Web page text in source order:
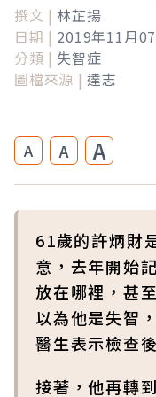
撰文 | 林芷揚
日期 | 2019年11月
分類 | 失智症
圖檔來源 | 達志
A A A
61歲的許炳財
意，去年開始
放在哪裡，甚
以為他是失智
醫生表示檢查
接著，他再轉